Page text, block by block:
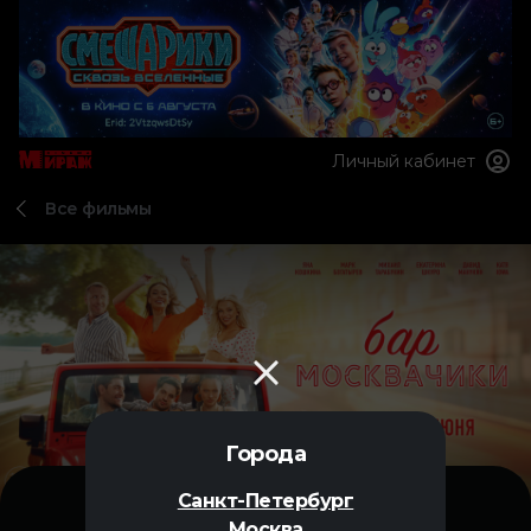
Города
Санкт-Петербург
Личный кабинет
Все фильмы